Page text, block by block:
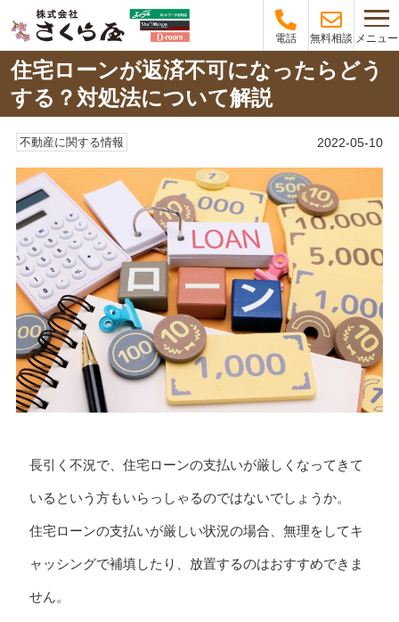
電話 無料相談 メニュー
住宅ローンが返済不可になったらどう
する？対処法について解説
不動産に関する情報 2022-05-10
長引く不況で、住宅ローンの支払いが厳しくなってきて
いるという方もいらっしゃるのではないでしょうか。
住宅ローンの支払いが厳しい状況の場合、無理をしてキ
ャッシングで補填したり、放置するのはおすすめできま
せん。